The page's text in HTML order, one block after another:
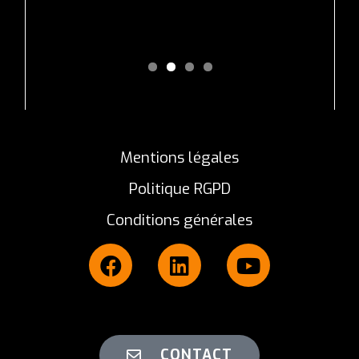
Mentions légales
Politique RGPD
Conditions générales
CONTACT